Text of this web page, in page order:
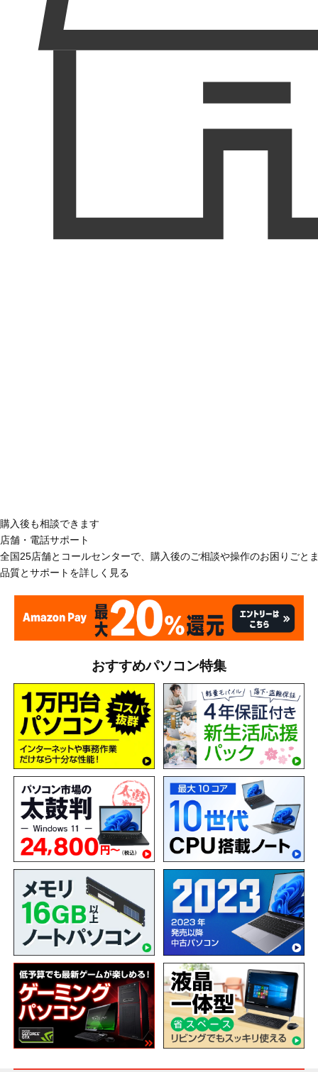
購入後も相談できます
店舗・電話サポート
全国25店舗とコールセンターで、購入後のご相談や操作のお困りごと
品質とサポートを詳しく見る
おすすめパソコン特集